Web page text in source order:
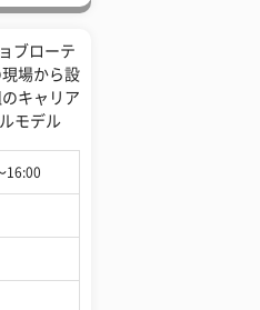
ブローテ
場から設
キャリア
モデル
16:00